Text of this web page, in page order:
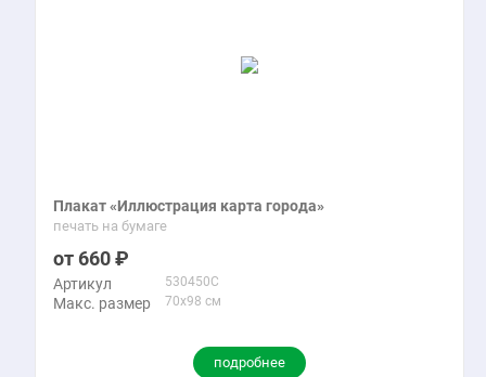
Плакат «Иллюстрация карта города»
печать на бумаге
660
Артикул 530450C
Макс. размер 70x98 см
подробнее